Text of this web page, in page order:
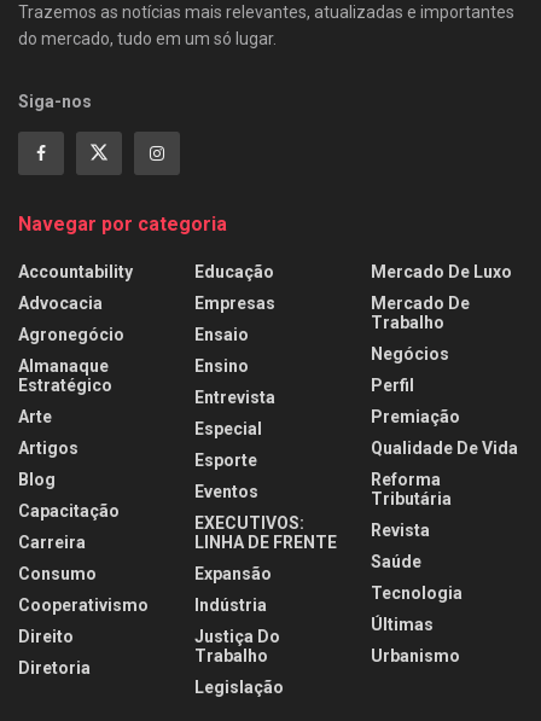
Trazemos as notícias mais relevantes, atualizadas e importantes
do mercado, tudo em um só lugar.
Siga-nos
Navegar por categoria
Accountability
Advocacia
Agronegócio
Almanaque
Estratégico
Arte
Artigos
Blog
Capacitação
Carreira
Consumo
Cooperativismo
Direito
Diretoria
Educação
Empresas
Ensaio
Ensino
Entrevista
Especial
Esporte
Eventos
EXECUTIVOS:
LINHA DE FRENTE
Expansão
Indústria
Justiça Do
Trabalho
Legislação
Mercado De Luxo
Mercado De
Trabalho
Negócios
Perfil
Premiação
Qualidade De Vida
Reforma
Tributária
Revista
Saúde
Tecnologia
Últimas
Urbanismo